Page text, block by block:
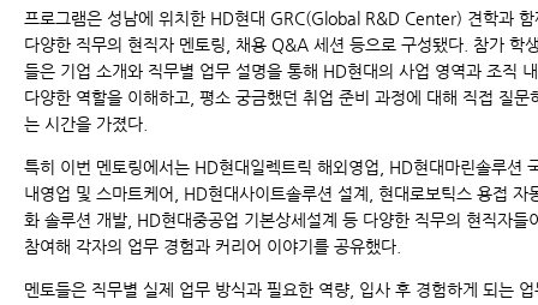
프로그램은 성남에 위치한 HD현대 GRC(Global R&D Center) 견학과 함
다양한 직무의 현직자 멘토링, 채용 Q&A 세션 등으로 구성됐다. 참가 학
들은 기업 소개와 직무별 업무 설명을 통해 HD현대의 사업 영역과 조직 내
다양한 역할을 이해하고, 평소 궁금했던 취업 준비 과정에 대해 직접 질문
는 시간을 가졌다.
특히 이번 멘토링에서는 HD현대일렉트릭 해외영업, HD현대마린솔루션
내영업 및 스마트케어, HD현대사이트솔루션 설계, 현대로보틱스 용접 자
화 솔루션 개발, HD현대중공업 기본상세설계 등 다양한 직무의 현직자들
참여해 각자의 업무 경험과 커리어 이야기를 공유했다.
멘토들은 직무별 실제 업무 방식과 필요한 역량, 입사 후 경험하게 되는 업